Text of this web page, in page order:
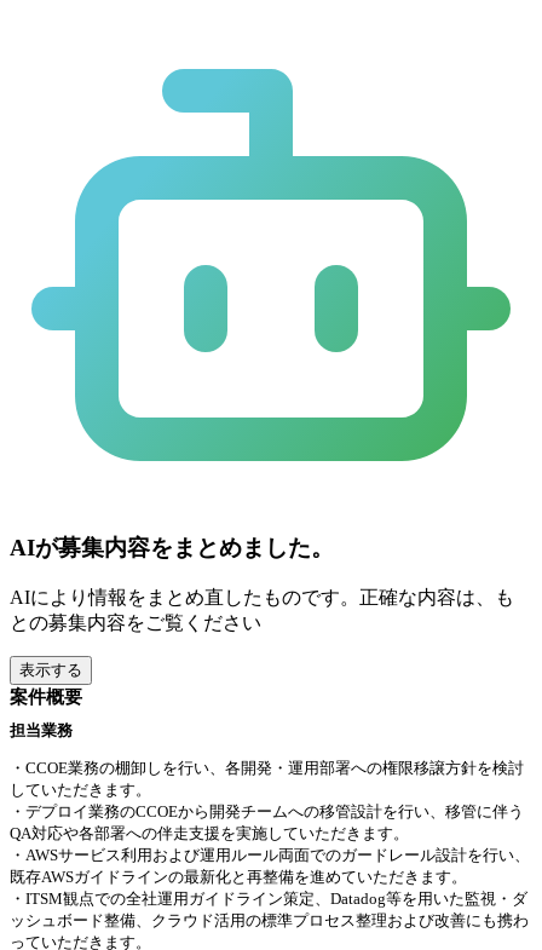
AIが募集内容をまとめました。
AIにより情報をまとめ直したものです。正確な内容は、も
との募集内容をご覧ください
表示する
案件概要
担当業務
・CCOE業務の棚卸しを行い、各開発・運用部署への権限移譲方針を検討
していただきます。
・デプロイ業務のCCOEから開発チームへの移管設計を行い、移管に伴う
QA対応や各部署への伴走支援を実施していただきます。
・AWSサービス利用および運用ルール両面でのガードレール設計を行い、
既存AWSガイドラインの最新化と再整備を進めていただきます。
・ITSM観点での全社運用ガイドライン策定、Datadog等を用いた監視・ダ
ッシュボード整備、クラウド活用の標準プロセス整理および改善にも携わ
っていただきます。